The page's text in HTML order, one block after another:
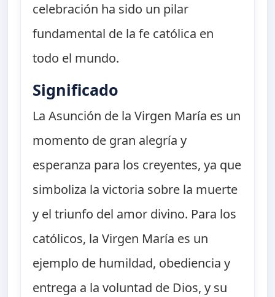
celebración ha sido un pilar
fundamental de la fe católica en
todo el mundo.
Significado
La Asunción de la Virgen María es un
momento de gran alegría y
esperanza para los creyentes, ya que
simboliza la victoria sobre la muerte
y el triunfo del amor divino. Para los
católicos, la Virgen María es un
ejemplo de humildad, obediencia y
entrega a la voluntad de Dios, y su